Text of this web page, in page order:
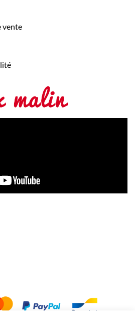
vente